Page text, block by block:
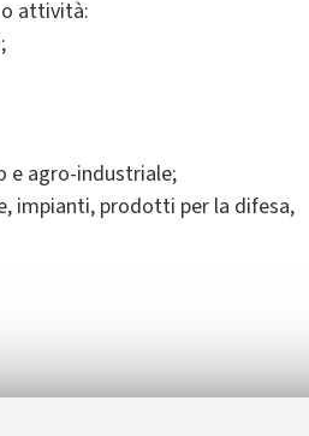
attività:
e agro-industriale;
impianti, prodotti per la difesa,